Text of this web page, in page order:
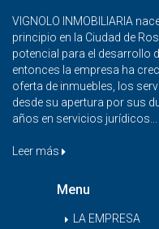
VIGNOLO INMOBILIARIA
principio en la Ciudad de
potencial para el desarrollo
entonces la empresa ha
oferta de inmuebles, los
desde su apertura por sus
años en servicios jurídicos...
Leer más
Menu
LA EMPRESA